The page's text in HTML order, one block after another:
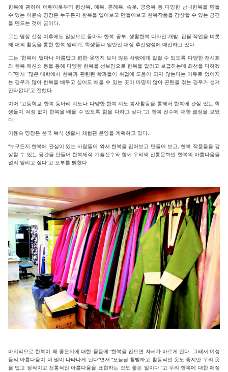
한복에 관하여 어린이옷부터 평상복, 예복, 혼례복, 속옷, 궁중복 등 다양한 남녀한복을 만들
수 있는 이윤숙 명장은 누구든지 한복을 입어보고 만들어보고 한복작품을 감상할 수 있는 공간
을 만드는 것이 꿈이다.
그는 명장 선정 이후에도 일상으로 돌아와 한복 공부, 생활한복 디자인 개발, 집필 작업을 비롯
해 대외 활동을 통한 한복 알리기, 학생들과 일반인 대상 후진양성에 매진하고 있다.
그는 “한복이 얼마나 아름답고 편한 옷인지 보다 많은 사람에게 알릴 수 있도록 다양한 전시회
와 한복 패션쇼 등을 통해 다양한 한복을 선보임으로 한복을 알리고 보급하는데 최선을 다하겠
다”면서 “많은 대학에서 한복과 관련된 학과들이 취업에 도움이 되지 않는다는 이유로 없어지
는 경우가 많아 한복을 배우고 싶어도 배울 수 있는 곳이 마땅치 않아 곤란을 겪는 경우가 생겨
안타깝다”고 전했다.
이어 “고등학교 한복 동아리 지도나 다양한 한복 지도 봉사활동을 통해서 한복에 관심 있는 학
생들이 걱정 없이 한복을 배울 수 있도록 힘을 다하고 싶다.”고 한복 전수에 대한 열정을 보였
다.
이윤숙 명장은 한국 복식 생활사 체험관 운영을 계획하고 있다.
“누구든지 한복에 관심이 있는 사람들이 와서 한복을 입어보고 만들어 보고, 한복 작품들을 감
상할 수 있는 공간을 만들어 한복제작 기술전수와 함께 우리의 전통문화인 한복의 아름다움을
널리 알리고 싶다”고 포부를 밝혔다.
마지막으로 한복이 왜 좋은지에 대한 물음에 “한복을 입으면 자세가 바르게 된다. 그래서 여성
들의 아름다움이 더 많이 나타나게 된다”면서 “오늘날 활발하고 활동적인 옷도 좋지만 우리 옷
을 입고 정적이고 전통적인 아름다움을 표현하는 것도 좋은 일이다.”고 우리 한복에 대한 애정